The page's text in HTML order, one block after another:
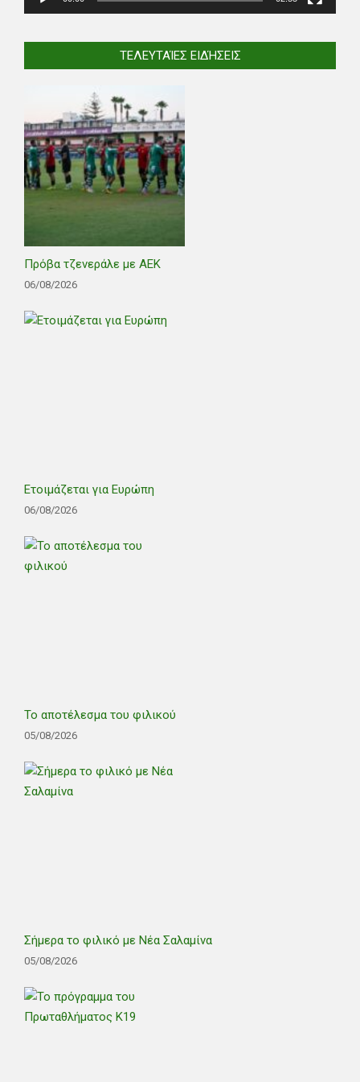
ΤΕΛΕΥΤΑΊΕΣ ΕΙΔΉΣΕΙΣ
Πρόβα τζενεράλε με ΑΕΚ
06/08/2026
Ετοιμάζεται για Ευρώπη
06/08/2026
Το αποτέλεσμα του φιλικού
05/08/2026
Σήμερα το φιλικό με Νέα Σαλαμίνα
05/08/2026